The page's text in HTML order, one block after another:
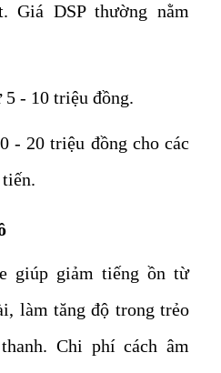
Giá DSP thường nằm
5 - 10 triệu đồng.
- 20 triệu đồng cho các
giúp giảm tiếng ồn từ
làm tăng độ trong trẻo
Chi phí cách âm